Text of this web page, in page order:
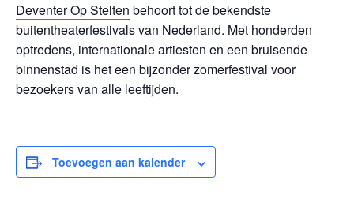
Deventer Op Stelten behoort tot de bekendste
buitentheaterfestivals van Nederland. Met honderden
optredens, internationale artiesten en een bruisende
binnenstad is het een bijzonder zomerfestival voor
bezoekers van alle leeftijden.
Toevoegen aan kalender